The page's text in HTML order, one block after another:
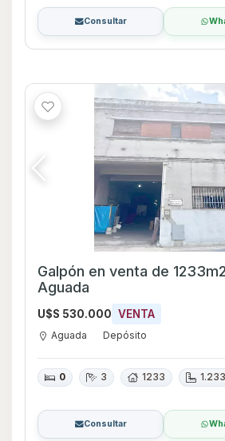
Consultar
Galpón en venta de
Aguada
U$S 530.000 VENTA
Aguada Depósito
0 3 1233
Consultar